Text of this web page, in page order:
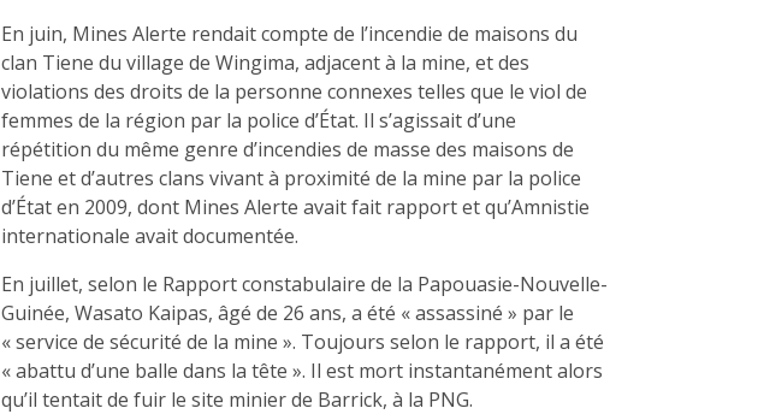
En juin, Mines Alerte rendait compte de l’incendie de maisons du
clan Tiene du village de Wingima, adjacent à la mine, et des
violations des droits de la personne connexes telles que le viol de
femmes de la région par la police d’État. Il s’agissait d’une
répétition du même genre d’incendies de masse des maisons de
Tiene et d’autres clans vivant à proximité de la mine par la police
d’État en 2009, dont Mines Alerte avait fait rapport et qu’Amnistie
internationale avait documentée.
En juillet, selon le Rapport constabulaire de la Papouasie-Nouvelle-
Guinée, Wasato Kaipas, âgé de 26 ans, a été « assassiné » par le
« service de sécurité de la mine ». Toujours selon le rapport, il a été
« abattu d’une balle dans la tête ». Il est mort instantanément alors
qu’il tentait de fuir le site minier de Barrick, à la PNG.